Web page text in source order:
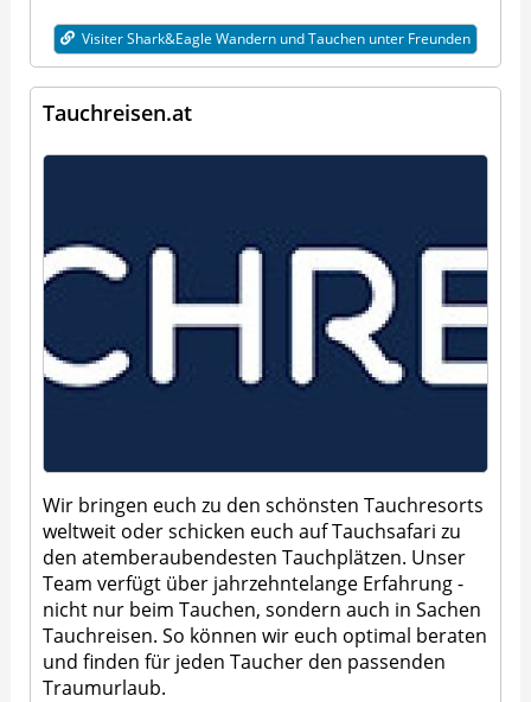
Visiter Shark&Eagle Wandern und Tauchen unter Freunden
Tauchreisen.at
Wir bringen euch zu den schönsten Tauchresorts
weltweit oder schicken euch auf Tauchsafari zu
den atemberaubendesten Tauchplätzen. Unser
Team verfügt über jahrzehntelange Erfahrung -
nicht nur beim Tauchen, sondern auch in Sachen
Tauchreisen. So können wir euch optimal beraten
und finden für jeden Taucher den passenden
Traumurlaub.